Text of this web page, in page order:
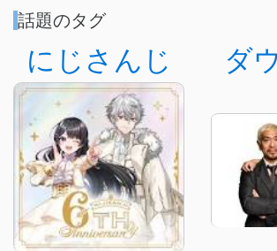
話題のタグ
にじさんじ
ダ